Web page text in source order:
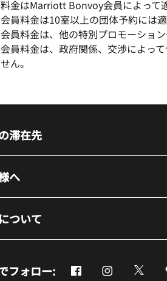
料金はMarriott Bonvoy会員によって
会員料金は10室以上の団体予約には
会員料金は、他の特別プロモーショ
会員料金は、政府関係、交渉によっ
せん。
滞在先
へ
ついて
フォロー: Facebook
新しいウィンドウで
Instagram
新しいウィン
新し